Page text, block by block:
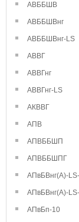
АВББШВ
АВББШВнг
АВББШВнг-LS
АВВГ
АВВГнг
АВВГнг-LS
АКВВГ
АПВ
АПВББШП
АПВББШПГ
АПвБВнг(А)-
АПвБВнг(А)-
АПвБп-10